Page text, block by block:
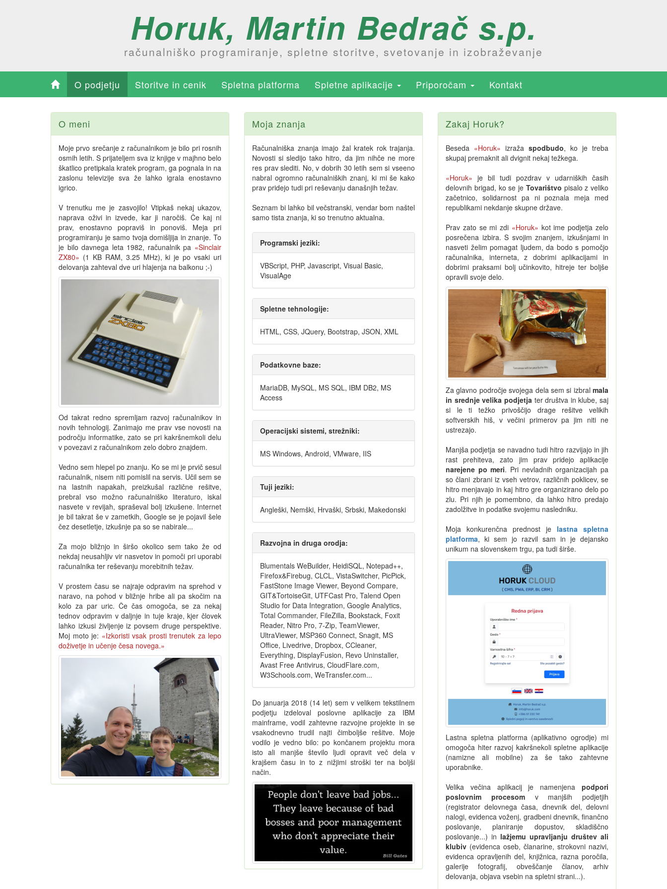
Horuk, Martin Bedrač s.p.
računalniško programiranje, spletne storitve, svetovanje in izobraževanje
O podjetju Storitve in cenik Spletna platforma Spletne aplikacije Priporočam Kontakt
O meni
Moje prvo srečanje z računalnikom je bilo pri rosnih
osmih letih. S prijateljem sva iz knjige v majhno belo
škatlico pretipkala kratek program, ga pognala in na
zaslonu televizije sva že lahko igrala enostavno
igrico.
V trenutku me je zasvojilo! Vtipkaš nekaj ukazov,
naprava oživi in izvede, kar ji naročiš. Če kaj ni
prav, enostavno popraviš in ponoviš. Meja pri
programiranju je samo tvoja domišljija in znanje. To
je bilo davnega leta 1982, računalnik pa «Sinclair
ZX80» (1 KB RAM, 3.25 MHz), ki je po vsaki uri
delovanja zahteval dve uri hlajenja na balkonu ;-)
Od takrat redno spremljam razvoj računalnikov in
novih tehnologij. Zanimajo me prav vse novosti na
področju informatike, zato se pri kakršnemkoli delu
v povezavi z računalnikom zelo dobro znajdem.
Vedno sem hlepel po znanju. Ko se mi je prvič sesul
računalnik, nisem niti pomislil na servis. Učil sem se
na lastnih napakah, preizkušal različne rešitve,
prebral vso možno računalniško literaturo, iskal
nasvete v revijah, spraševal bolj izkušene. Internet
je bil takrat še v zametkih, Google se je pojavil šele
čez desetletje, izkušnje pa so se nabirale...
Za mojo bližnjo in širšo okolico sem tako že od
nekdaj neusahljiv vir nasvetov in pomoči pri uporabi
računalnika ter reševanju morebitnih težav.
V prostem času se najraje odpravim na sprehod v
naravo, na pohod v bližnje hribe ali pa skočim na
kolo za par uric. Če čas omogoča, se za nekaj
tednov odpravim v daljnje in tuje kraje, kjer človek
lahko izkusi življenje iz povsem druge perspektive.
Moj moto je: «Izkoristi vsak prosti trenutek za lepo
doživetje in učenje česa novega.»
Moja znanja
Računalniška znanja imajo žal kratek rok trajanja.
Novosti si sledijo tako hitro, da jim nihče ne more
res prav slediti. No, v dobrih 30 letih sem si vseeno
nabral ogromno računalniških znanj, ki mi še kako
prav pridejo tudi pri reševanju današnjih težav.
Seznam bi lahko bil večstranski, vendar bom naštel
samo tista znanja, ki so trenutno aktualna.
Programski jeziki:
VBScript, PHP, Javascript, Visual Basic,
VisualAge
Spletne tehnologije:
HTML, CSS, JQuery, Bootstrap, JSON, XML
Podatkovne baze:
MariaDB, MySQL, MS SQL, IBM DB2, MS
Access
Operacijski sistemi, strežniki:
MS Windows, Android, VMware, IIS
Tuji jeziki:
Angleški, Nemški, Hrvaški, Srbski, Makedonski
Razvojna in druga orodja:
Blumentals WeBuilder, HeidiSQL, Notepad++,
Firefox&Firebug, CLCL, VistaSwitcher, PicPick,
FastStone Image Viewer, Beyond Compare,
GIT&TortoiseGit, UTFCast Pro, Talend Open
Studio for Data Integration, Google Analytics,
Total Commander, FileZilla, Bookstack, Foxit
Reader, Nitro Pro, 7-Zip, TeamViewer,
UltraViewer, MSP360 Connect, Snagit, MS
Office, Livedrive, Dropbox, CCleaner,
Everything, DisplayFusion, Revo Uninstaller,
Avast Free Antivirus, CloudFlare.com,
W3Schools.com, WeTransfer.com...
Do januarja 2018 (14 let) sem v velikem tekstilnem
podjetju izdeloval poslovne aplikacije za IBM
mainframe, vodil zahtevne razvojne projekte in se
vsakodnevno trudil najti čimboljše rešitve. Moje
vodilo je vedno bilo: po končanem projektu mora
isto ali manjše število ljudi opravit več dela v
krajšem času in to z nižjimi stroški ter na boljši
način.
Zakaj Horuk?
Beseda «Horuk» izraža spodbudo, ko je treba
skupaj premaknit ali dvignit nekaj težkega.
«Horuk» je bil tudi pozdrav v udarniških časih
delovnih brigad, ko se je Tovarištvo pisalo z veliko
začetnico, solidarnost pa ni poznala meja med
republikami nekdanje skupne države.
Prav zato se mi zdi «Horuk» kot ime podjetja zelo
posrečena izbira. S svojim znanjem, izkušnjami in
nasveti želim pomagat ljudem, da bodo s pomočjo
računalnika, interneta, z dobrimi aplikacijami in
dobrimi praksami bolj učinkovito, hitreje ter boljše
opravili svoje delo.
Za glavno področje svojega dela sem si izbral mala
in srednje velika podjetjater društva in klube, saj
si le ti težko privoščijo drage rešitve velikih
softverskih hiš, v večini primerov pa jim niti ne
ustrezajo.
Manjša podjetja se navadno tudi hitro razvijajo in jih
rast prehiteva, zato jim prav pridejo aplikacije
narejene po meri. Pri nevladnih organizacijah pa
so člani zbrani iz vseh vetrov, različnih poklicev, se
hitro menjavajo in kaj hitro gre organizirano delo po
zlu. Pri njih je pomembno, da lahko hitro predajo
zadolžitve in podatke svojemu nasledniku.
Moja konkurenčna prednost je lastna spletna
platforma, ki sem jo razvil sam in je dejansko
unikum na slovenskem trgu, pa tudi širše.
Lastna spletna platforma (aplikativno ogrodje) mi
omogoča hiter razvoj kakršnekoli spletne aplikacije
(namizne ali mobilne) za še tako zahtevne
uporabnike.
Velika večina aplikacij je namenjena podpori
poslovnim procesomv manjših podjetjih
(registrator delovnega časa, dnevnik del, delovni
nalogi, evidenca voženj, gradbeni dnevnik, finančno
poslovanje, planiranje dopustov, skladiščno
poslovanje...) in lažjemu upravljanju društev ali
klubiv (evidenca oseb, članarine, strokovni nazivi,
evidenca opravljenih del, knjižnica, razna poročila,
galerije fotografij, obveščanje članov, arhiv
delovanja, objava vsebin na spletni strani...).